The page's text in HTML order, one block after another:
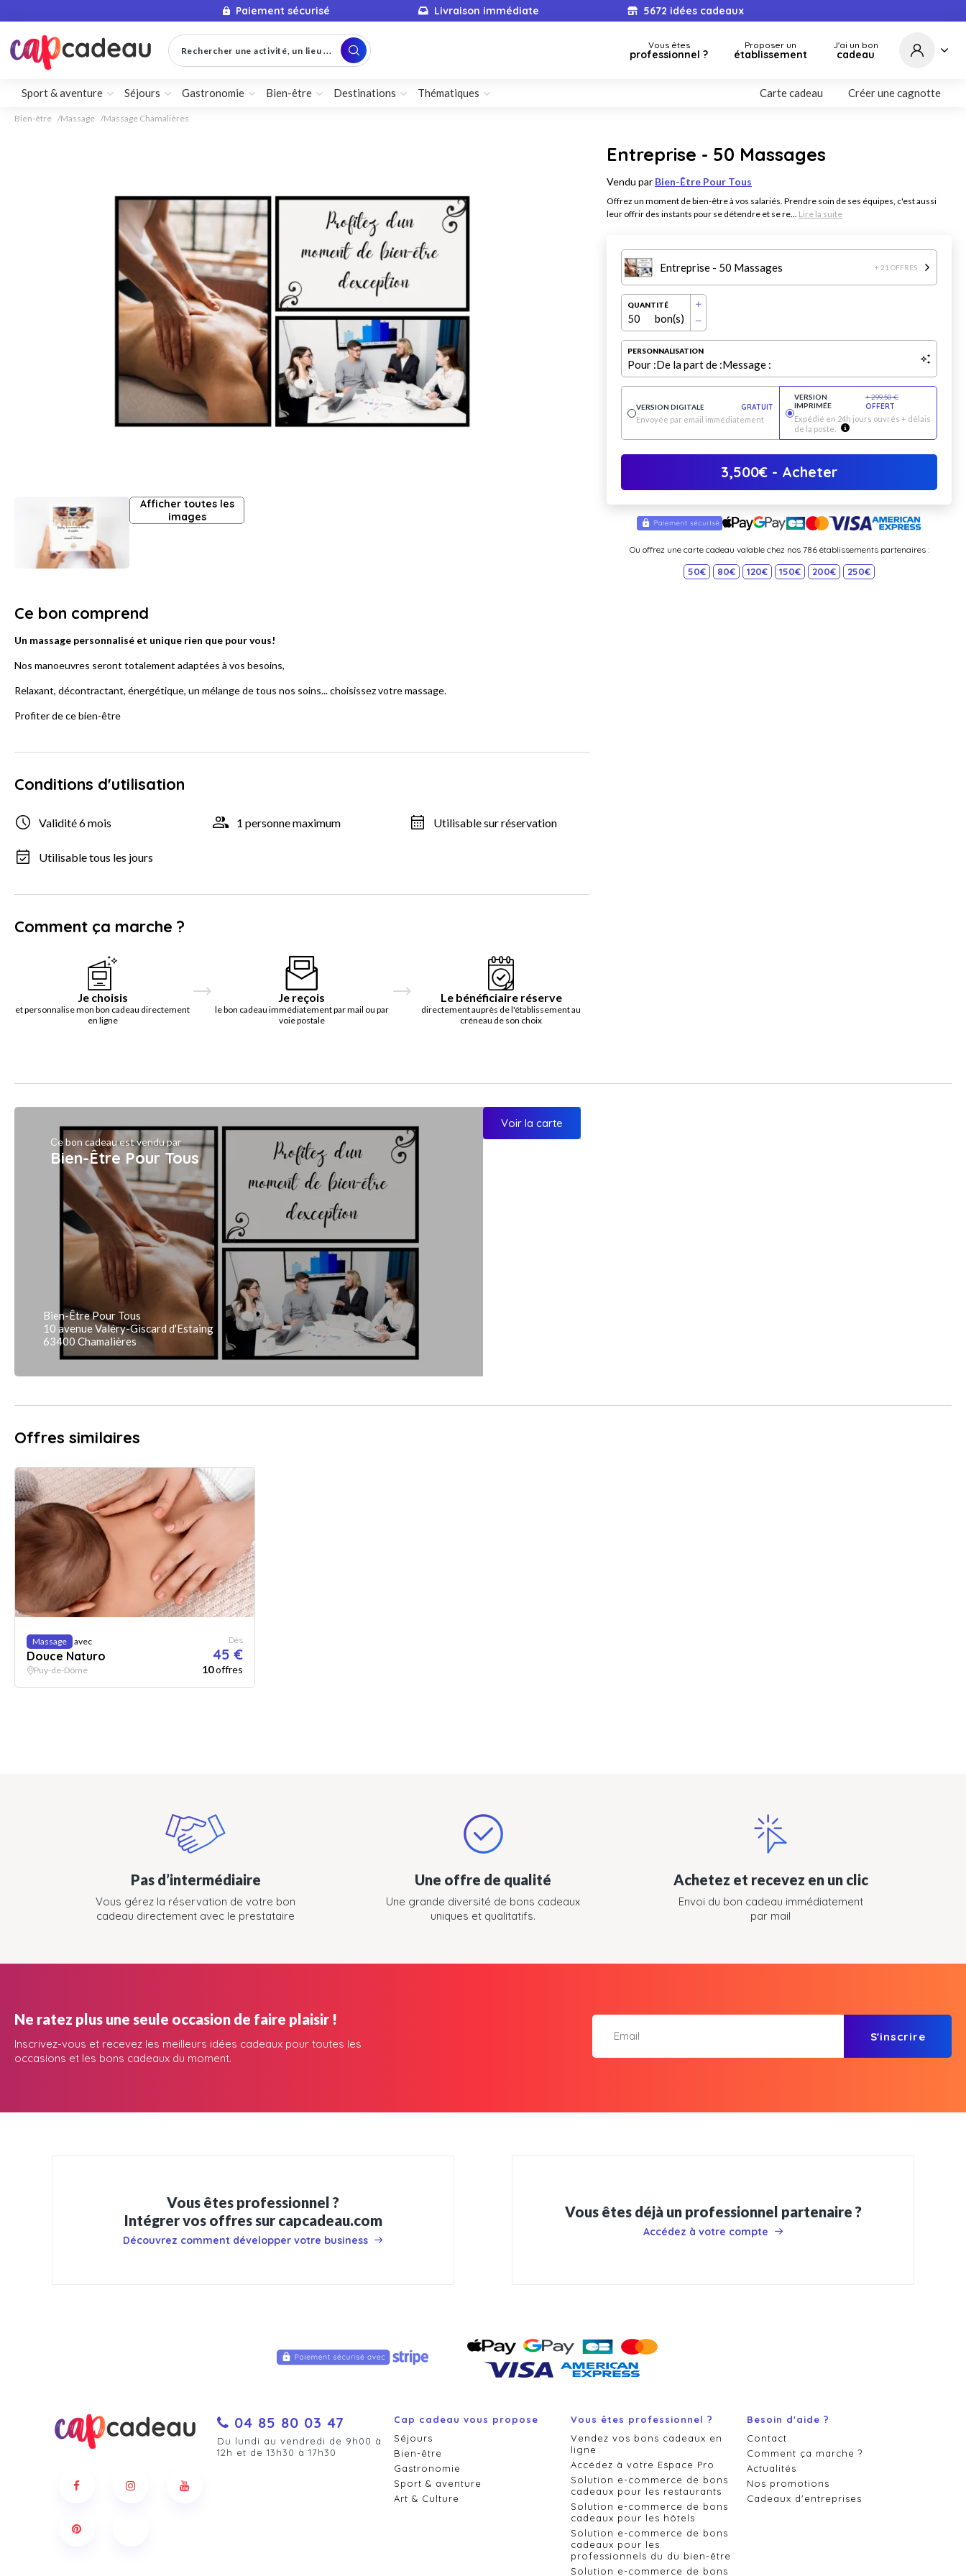
Paiement sécurisé Livraison immédiate 5672 idées cadeaux
Rechercher une activité, un lieu ... Vous êtes
professionnel ?
Proposer un
établissement
J'ai un bon
cadeau
Sport & aventure Séjours Gastronomie Bien-être Destinations Thématiques Carte cadeau Créer une cagnotte
Bien-être Massage Massage Chamalières
Afficher toutes les
images
Entreprise - 50 Massages
Vendu par Bien-Être Pour Tous
Offrez un moment de bien-être à vos salariés. Prendre soin de ses équipes, c'est aussi
leur offrir des instants pour se détendre et se re... Lire la suite
Entreprise - 50 Massages + 21 OFFRES
QUANTITÉ
50 bon(s)
PERSONNALISATION
Pour :De la part de :Message :
VERSION DIGITALE
GRATUIT
Envoyée par email immédiatement
VERSION
IMPRIMÉE
+299.50 €
OFFERT
Expédié en 24h jours ouvrés + délais
de la poste.
3,500€- Acheter
Ou offrez une carte cadeau valable chez nos 786 établissements partenaires :
50€ 80€ 120€ 150€ 200€ 250€
Ce bon comprend
Un massage personnalisé et unique rien que pour vous!
Nos manoeuvres seront totalement adaptées à vos besoins,
Relaxant, décontractant, énergétique, un mélange de tous nos soins... choisissez votre massage.
Profiter de ce bien-être
Conditions d'utilisation
Validité 6 mois 1 personne maximum Utilisable sur réservation
Utilisable tous les jours
Comment ça marche ?
Je choisis
et personnalise mon bon cadeau directement
en ligne
Je reçois
le bon cadeau immédiatement par mail ou par
voie postale
Le bénéficiaire réserve
directement auprès de l'établissement au
créneau de son choix
Ce bon cadeau est vendu par
Bien-Être Pour Tous
Bien-Être Pour Tous
10 avenue Valéry-Giscard d'Estaing
63400 Chamalières
Voir la carte
Offres similaires
Massage avec
Douce Naturo
Dès
45 €
Puy-de-Dôme 10offres
Pas d’intermédiaire
Vous gérez la réservation de votre bon
cadeau directement avec le prestataire
Une offre de qualité
Une grande diversité de bons cadeaux
uniques et qualitatifs.
Achetez et recevez en un clic
Envoi du bon cadeau immédiatement
par mail
Ne ratez plus une seule occasion de faire plaisir !
Inscrivez-vous et recevez les meilleurs idées cadeaux pour toutes les
occasions et les bons cadeaux du moment.
S'inscrire
Vous êtes professionnel ?
Intégrer vos offres sur capcadeau.com
Découvrez comment développer votre business
Vous êtes déjà un professionnel partenaire ?
Accédez à votre compte
04 85 80 03 47
Du lundi au vendredi de 9h00 à
12h et de 13h30 à 17h30
Cap cadeau vous propose
Séjours
Bien-être
Gastronomie
Sport & aventure
Art & Culture
Vous êtes professionnel ?
Vendez vos bons cadeaux en
ligne
Accédez à votre Espace Pro
Solution e-commerce de bons
cadeaux pour les restaurants
Solution e-commerce de bons
cadeaux pour les hôtels
Solution e-commerce de bons
cadeaux pour les
professionnels du du bien-être
Solution e-commerce de bons
Besoin d'aide ?
Contact
Comment ça marche ?
Actualités
Nos promotions
Cadeaux d'entreprises